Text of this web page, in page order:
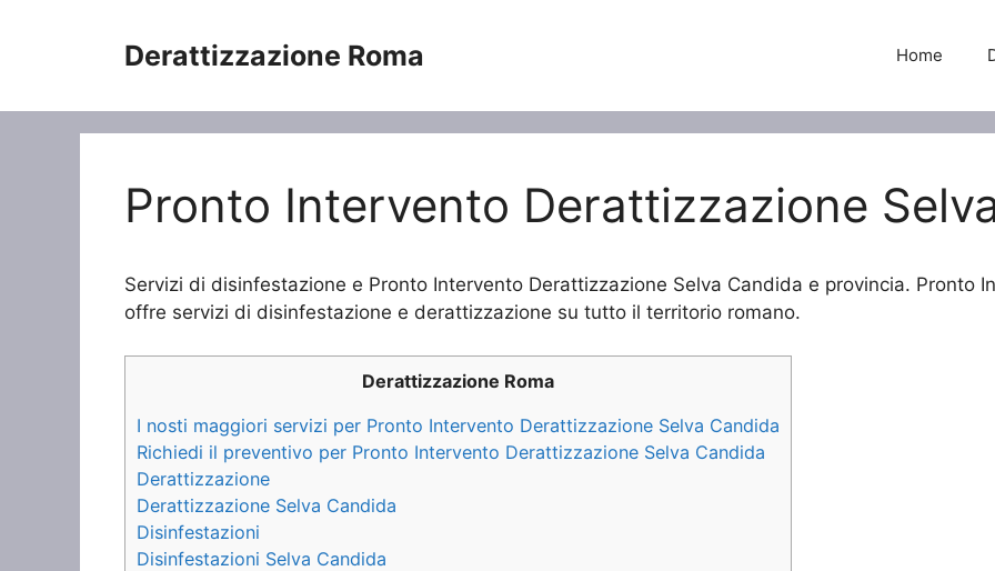
Derattizzazione Roma Home
Pronto Intervento Derattizzazione
Servizi di disinfestazione e Pronto Intervento Derattizzazione Selva Candida e provincia. Pronto
offre servizi di disinfestazione e derattizzazione su tutto il territorio romano.
Derattizzazione Roma
I nosti maggiori servizi per Pronto Intervento Derattizzazione Selva Candida
Richiedi il preventivo per Pronto Intervento Derattizzazione Selva Candida
Derattizzazione
Derattizzazione Selva Candida
Disinfestazioni
Disinfestazioni Selva Candida